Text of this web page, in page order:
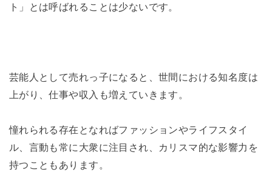
ト」とは呼ばれることは少ないです。
芸能人として売れっ子になると、世間における知名度は
上がり、仕事や収入も増えていきます。
憧れられる存在となればファッションやライフスタイ
ル、言動も常に大衆に注目され、カリスマ的な影響力を
持つこともあります。